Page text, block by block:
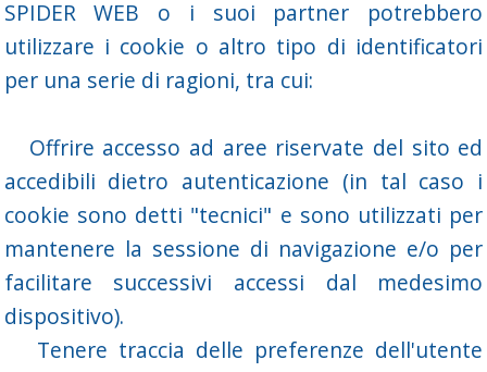
SPIDER WEB o i suoi partner potrebbero
utilizzare i cookie o altro tipo di identificatori
per una serie di ragioni, tra cui:
Offrire accesso ad aree riservate del sito ed
accedibili dietro autenticazione (in tal caso i
cookie sono detti "tecnici" e sono utilizzati per
mantenere la sessione di navigazione e/o per
facilitare successivi accessi dal medesimo
dispositivo).
Tenere traccia delle preferenze dell'utente